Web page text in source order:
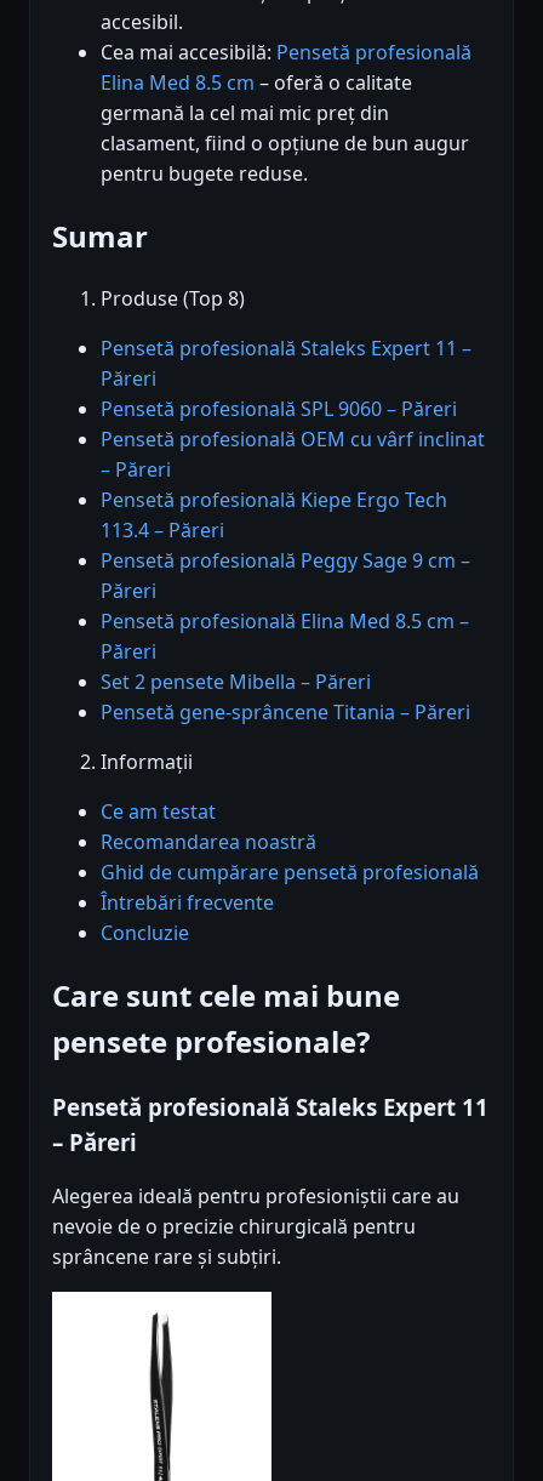
accesibil.
Cea mai accesibilă: Pensetă profesională
Elina Med 8.5 cm – oferă o calitate
germană la cel mai mic preț din
clasament, fiind o opțiune de bun augur
pentru bugete reduse.
Sumar
Produse (Top 8)
Pensetă profesională Staleks Expert 11 –
Păreri
Pensetă profesională SPL 9060 – Păreri
Pensetă profesională OEM cu vârf inclinat
– Păreri
Pensetă profesională Kiepe Ergo Tech
113.4 – Păreri
Pensetă profesională Peggy Sage 9 cm –
Păreri
Pensetă profesională Elina Med 8.5 cm –
Păreri
Set 2 pensete Mibella – Păreri
Pensetă gene-sprâncene Titania – Păreri
Informații
Ce am testat
Recomandarea noastră
Ghid de cumpărare pensetă profesională
Întrebări frecvente
Concluzie
Care sunt cele mai bune
pensete profesionale?
Pensetă profesională Staleks Expert 11
– Păreri
Alegerea ideală pentru profesioniștii care au
nevoie de o precizie chirurgicală pentru
sprâncene rare și subțiri.